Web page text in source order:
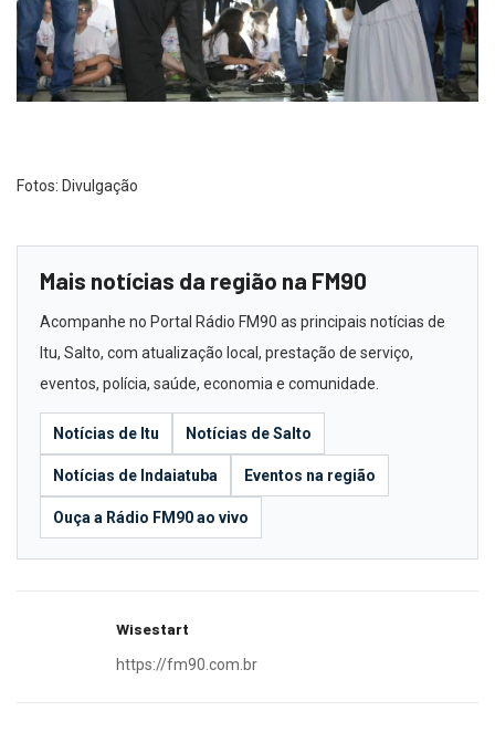
Fotos: Divulgação
Mais notícias da região na FM90
Acompanhe no Portal Rádio FM90 as principais notícias de
Itu, Salto, com atualização local, prestação de serviço,
eventos, polícia, saúde, economia e comunidade.
Notícias de Itu Notícias de Salto
Notícias de Indaiatuba Eventos na região
Ouça a Rádio FM90 ao vivo
Wisestart
https://fm90.com.br